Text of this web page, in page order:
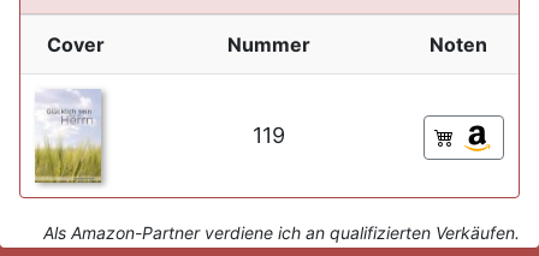
Cover Nummer Noten
119
Als Amazon-Partner verdiene ich an qualifizierten Verkäufen.